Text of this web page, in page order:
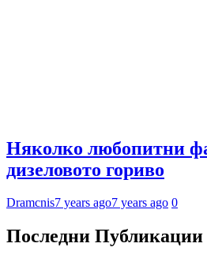
Няколко любопитни
дизеловото гориво
Dramcnis7 years ago7 years ago 0
Последни Публикации